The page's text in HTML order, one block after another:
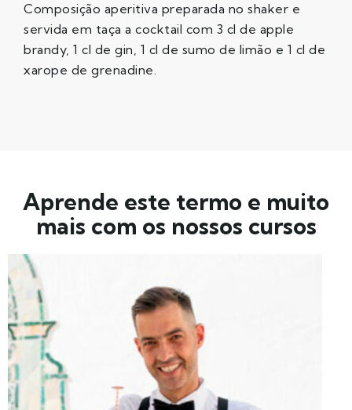
Composição aperitiva preparada no shaker e
servida em taça a cocktail com 3 cl de apple
brandy, 1 cl de gin, 1 cl de sumo de limão e 1 cl de
xarope de grenadine.
Aprende este termo e muito
mais com os nossos cursos